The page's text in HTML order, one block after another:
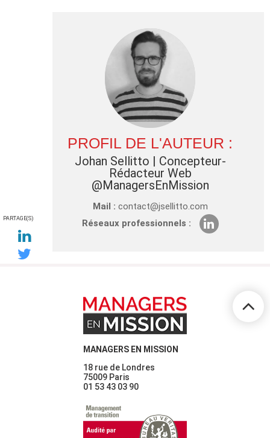
PARTAGE(S)
PROFIL DE L'AUTEUR :
Johan Sellitto | Concepteur-
Rédacteur Web
@ManagersEnMission
Mail : contact@jsellitto.com
Réseaux professionnels :
MANAGERS EN MISSION
18 rue de Londres
75009 Paris
01 53 43 03 90